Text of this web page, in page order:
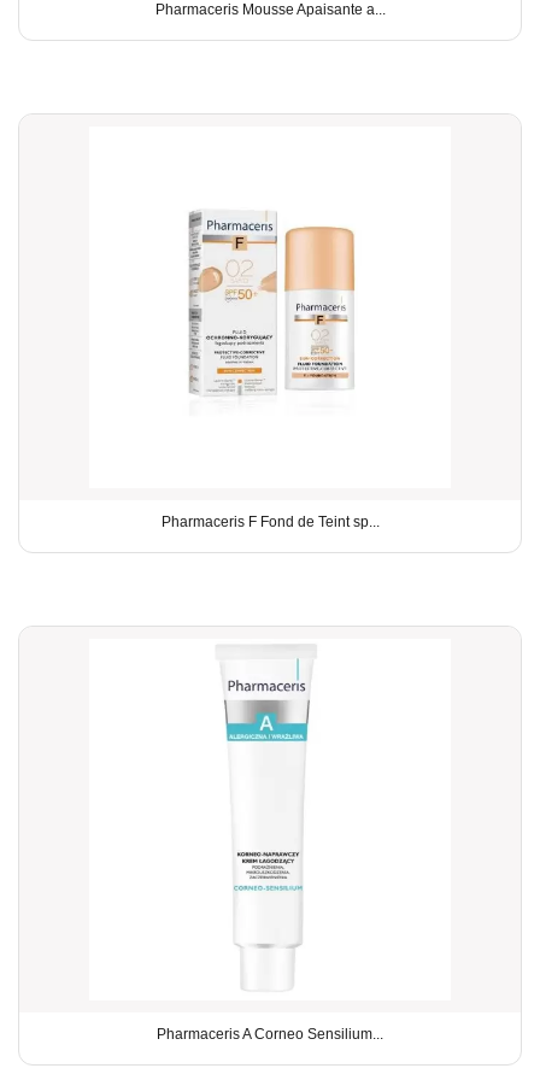
Pharmaceris Mousse Apaisante a...
Pharmaceris F Fond de Teint sp...
Pharmaceris A Corneo Sensilium...